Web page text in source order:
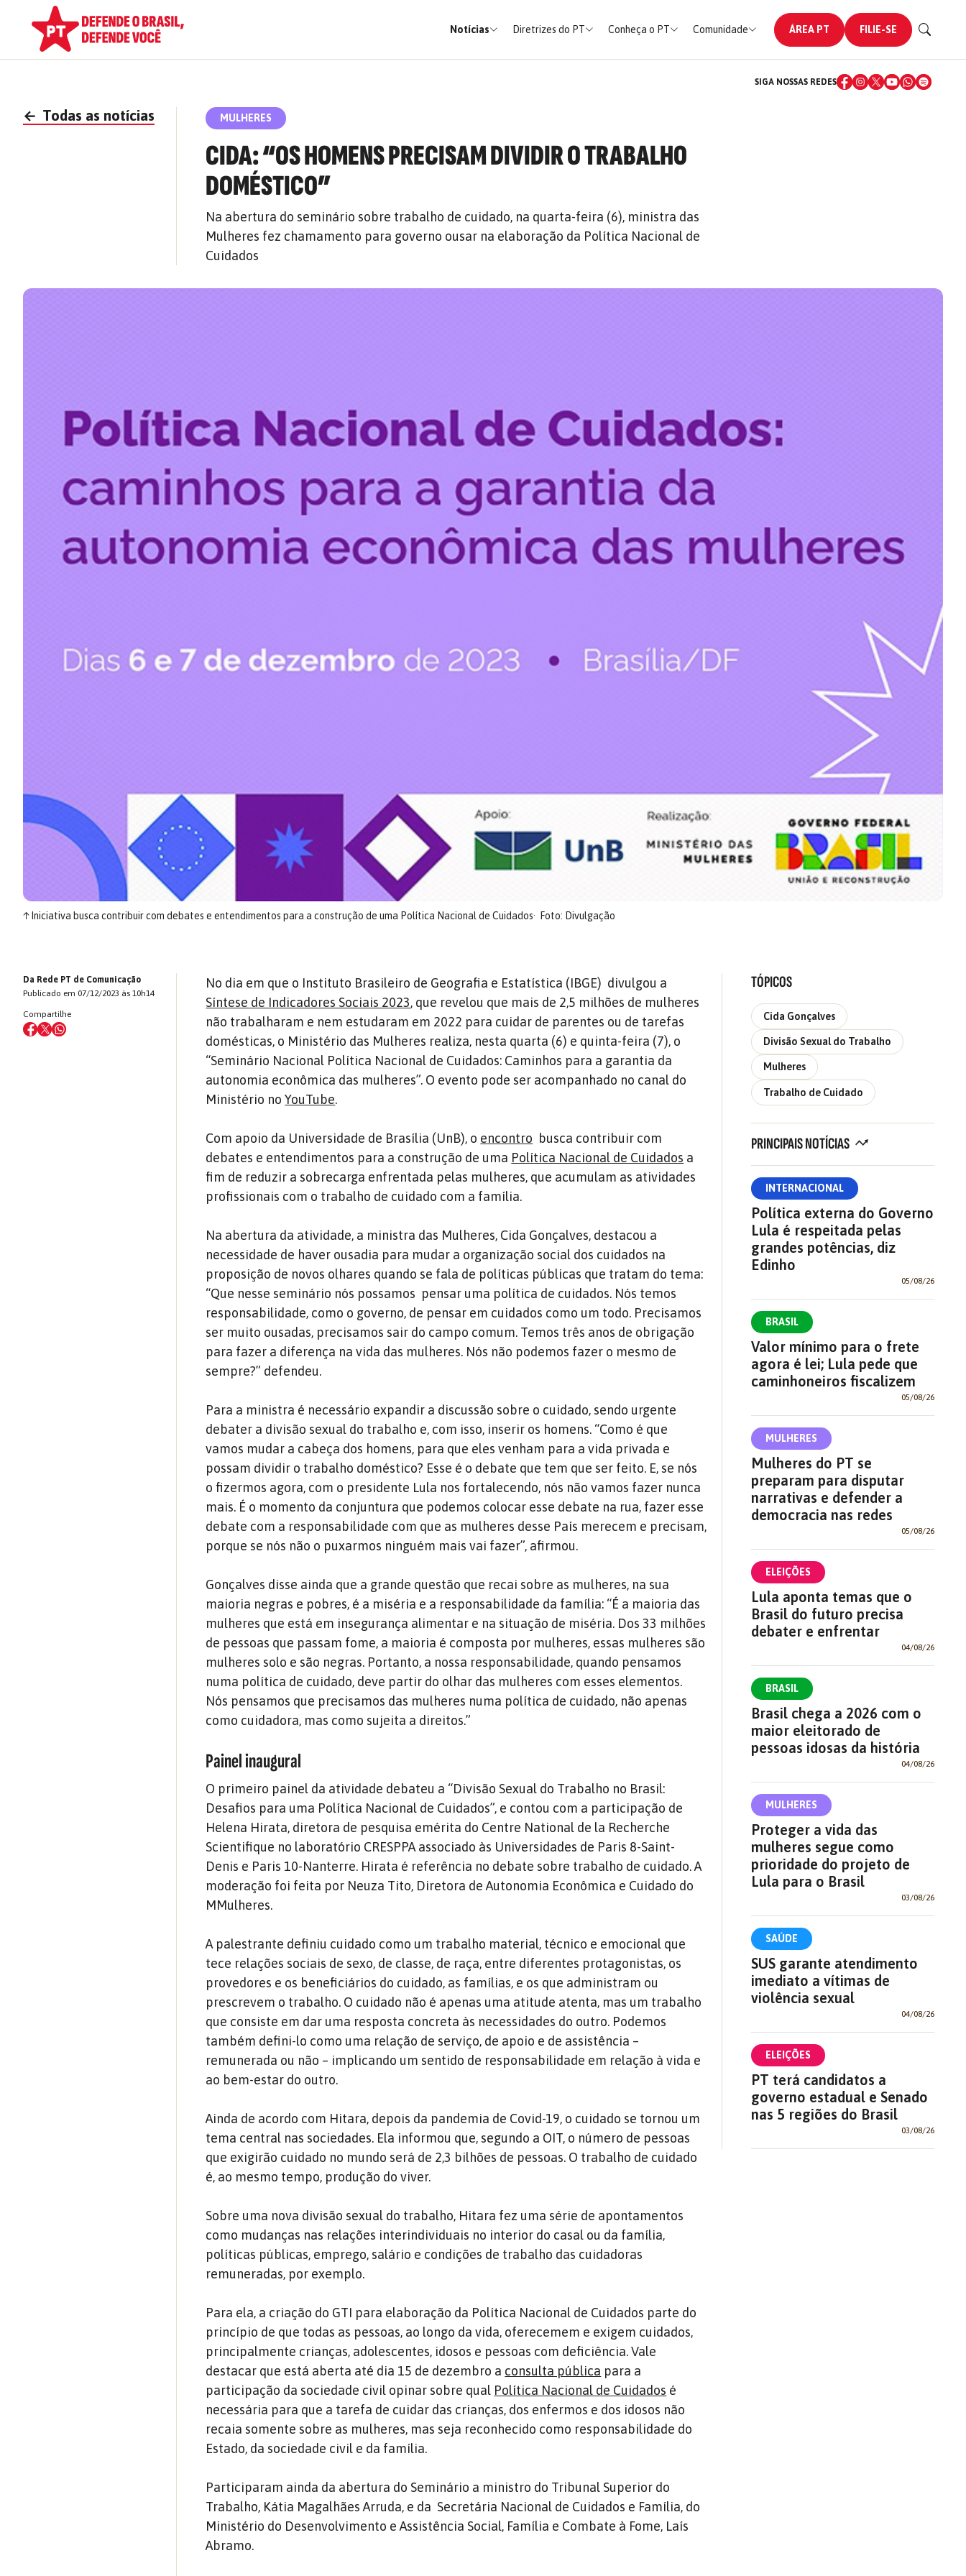
Notícias Diretrizes do PT Conheça o PT Comunidade ÁREA PT FILIE-SE
SIGA NOSSAS REDES
← Todas as notícias MULHERES
CIDA: “OS HOMENS PRECISAM DIVIDIR O TRABALHO
DOMÉSTICO”
Na abertura do seminário sobre trabalho de cuidado, na quarta-feira (6), ministra das
Mulheres fez chamamento para governo ousar na elaboração da Política Nacional de
Cuidados
↑Iniciativa busca contribuir com debates e entendimentos para a construção de uma Política Nacional de Cuidados Foto: Divulgação
Da Rede PT de Comunicação
Publicado em 07/12/2023 às 10h14
Compartilhe
No dia em que o Instituto Brasileiro de Geografia e Estatística (IBGE) divulgou a
Síntese de Indicadores Sociais 2023, que revelou que mais de 2,5 milhões de mulheres
não trabalharam e nem estudaram em 2022 para cuidar de parentes ou de tarefas
domésticas, o Ministério das Mulheres realiza, nesta quarta (6) e quinta-feira (7), o
“Seminário Nacional Política Nacional de Cuidados: Caminhos para a garantia da
autonomia econômica das mulheres”. O evento pode ser acompanhado no canal do
Ministério noYouTube.
Com apoio da Universidade de Brasília (UnB), o encontro busca contribuir com
debates e entendimentos para a construção de uma Política Nacional de Cuidados a
fim de reduzir a sobrecarga enfrentada pelas mulheres, que acumulam as atividades
profissionais com o trabalho de cuidado com a família.
Na abertura da atividade, a ministra das Mulheres, Cida Gonçalves, destacou a
necessidade de haver ousadia para mudar a organização social dos cuidados na
proposição de novos olhares quando se fala de políticas públicas que tratam do tema:
“Que nesse seminário nós possamos pensar uma política de cuidados. Nós temos
responsabilidade, como o governo, de pensar em cuidados como um todo. Precisamos
ser muito ousadas, precisamos sair do campo comum. Temos três anos de obrigação
para fazer a diferença na vida das mulheres. Nós não podemos fazer o mesmo de
sempre?” defendeu.
Para a ministra é necessário expandir a discussão sobre o cuidado, sendo urgente
debater a divisão sexual do trabalho e, com isso, inserir os homens. “Como é que
vamos mudar a cabeça dos homens, para que eles venham para a vida privada e
possam dividir o trabalho doméstico? Esse é o debate que tem que ser feito. E, se nós
o fizermos agora, com o presidente Lula nos fortalecendo, nós não vamos fazer nunca
mais. É o momento da conjuntura que podemos colocar esse debate na rua, fazer esse
debate com a responsabilidade com que as mulheres desse País merecem e precisam,
porque se nós não o puxarmos ninguém mais vai fazer”, afirmou.
Gonçalves disse ainda que a grande questão que recai sobre as mulheres, na sua
maioria negras e pobres, é a miséria e a responsabilidade da família: “É a maioria das
mulheres que está em insegurança alimentar e na situação de miséria. Dos 33 milhões
de pessoas que passam fome, a maioria é composta por mulheres, essas mulheres são
mulheres solo e são negras. Portanto, a nossa responsabilidade, quando pensamos
numa política de cuidado, deve partir do olhar das mulheres com esses elementos.
Nós pensamos que precisamos das mulheres numa política de cuidado, não apenas
como cuidadora, mas como sujeita a direitos.”
Painel inaugural
O primeiro painel da atividade debateu a “Divisão Sexual do Trabalho no Brasil:
Desafios para uma Política Nacional de Cuidados”, e contou com a participação de
Helena Hirata, diretora de pesquisa emérita do Centre National de la Recherche
Scientifique no laboratório CRESPPA associado às Universidades de Paris 8-Saint-
Denis e Paris 10-Nanterre. Hirata é referência no debate sobre trabalho de cuidado.A
moderação foi feita por Neuza Tito, Diretora de Autonomia Econômica e Cuidado do
MMulheres.
A palestrante definiu cuidado como um trabalho material, técnico e emocional que
tece relações sociais de sexo, de classe, de raça, entre diferentes protagonistas, os
provedores e os beneficiários do cuidado, as famílias, e os que administram ou
prescrevem o trabalho. O cuidado não é apenas uma atitude atenta, mas um trabalho
que consiste em dar uma resposta concreta às necessidades do outro. Podemos
também defini-lo como uma relação de serviço, de apoio e de assistência –
remunerada ou não – implicando um sentido de responsabilidade em relação à vida e
ao bem-estar do outro.
Ainda de acordo com Hitara, depois da pandemia de Covid-19, o cuidado se tornou um
tema central nas sociedades. Ela informou que, segundo a OIT, o número de pessoas
que exigirão cuidado no mundo será de 2,3 bilhões de pessoas. O trabalho de cuidado
é, ao mesmo tempo, produção do viver.
Sobre uma nova divisão sexual do trabalho, Hitara fez uma série de apontamentos
como mudanças nas relações interindividuais no interior do casal ou da família,
políticas públicas, emprego, salário e condições de trabalho das cuidadoras
remuneradas, por exemplo.
Para ela, a criação do GTI para elaboração da Política Nacional de Cuidados parte do
princípio de que todas as pessoas, ao longo da vida, oferecemem e exigem cuidados,
principalmente crianças, adolescentes, idosos e pessoas com deficiência.Vale
destacar que está aberta até dia 15 de dezembro a consulta pública para a
participação da sociedade civil opinar sobre qual Política Nacional de Cuidados é
necessária para que a tarefa de cuidar das crianças, dos enfermos e dos idosos não
recaia somente sobre as mulheres, mas seja reconhecido como responsabilidade do
Estado, da sociedade civil e da família.
Participaram ainda da abertura do Seminário a ministro do Tribunal Superior do
Trabalho, Kátia Magalhães Arruda, e da Secretária Nacional de Cuidados e Família, do
Ministério do Desenvolvimento e Assistência Social, Família e Combate à Fome, Laís
Abramo.
TÓPICOS
Cida Gonçalves
Divisão Sexual do Trabalho
Mulheres
Trabalho de Cuidado
PRINCIPAIS NOTÍCIAS
INTERNACIONAL
Política externa do Governo
Lula é respeitada pelas
grandes potências, diz
Edinho
05/08/26
BRASIL
Valor mínimo para o frete
agora é lei; Lula pede que
caminhoneiros fiscalizem
05/08/26
MULHERES
Mulheres do PT se
preparam para disputar
narrativas e defender a
democracia nas redes
05/08/26
ELEIÇÕES
Lula aponta temas que o
Brasil do futuro precisa
debater e enfrentar
04/08/26
BRASIL
Brasil chega a 2026 com o
maior eleitorado de
pessoas idosas da história
04/08/26
MULHERES
Proteger a vida das
mulheres segue como
prioridade do projeto de
Lula para o Brasil
03/08/26
SAÚDE
SUS garante atendimento
imediato a vítimas de
violência sexual
04/08/26
ELEIÇÕES
PT terá candidatos a
governo estadual e Senado
nas 5 regiões do Brasil
03/08/26